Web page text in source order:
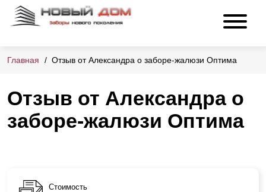
Главная Отзыв от Александра о заборе-жалюзи Оптима
Отзыв от Александра о
заборе-жалюзи Оптима
Стоимость